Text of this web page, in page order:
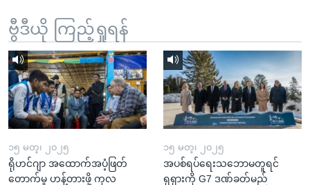
ကျော်
ရန်
ဗွီဒီယို ကြည့်ရှုရန်
၁၅ မတ္၊ ၂၀၂၅
ရိုဟင်ဂျာ အထောက်အပံ့ဖြတ်
တောက်မှု ဟန့်တားဖို့ ကုလ
၁၅ မတ္၊ ၂၀၂၅
အပစ်ရပ်ရေးသဘောမတူရင်
ရုရှားကို G7 ဒဏ်ခတ်မည်